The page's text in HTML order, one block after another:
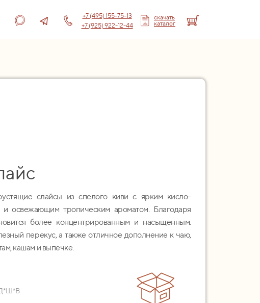
+7 (495) 155-75-13
+7 (925) 922-12-44
скачать
каталог
слайсы из спелого киви с ярким кисло-
и освежающим тропическим ароматом. Благодаря
более концентрированным и насыщенным.
перекус, а также отличное дополнение к чаю,
кашам и выпечке.
Д*Ш*В